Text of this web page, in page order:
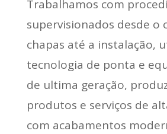
Trabalhamos com
supervisionados desde o
chapas até a instalação,
tecnologia de ponta e
de ultima geração,
produtos e serviços de
com acabamentos